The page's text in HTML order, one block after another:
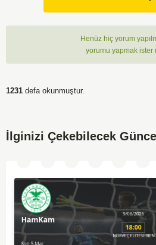
Henüz hiç yorum
yorumu yapmak ister
1231 defa okunmuştur.
İlginizi Çekebilecek